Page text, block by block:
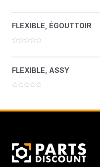
?
FLEXIBLE,
7274545
FLEXIBLE, ÉGOUTTOIR
FLEXIBLE, ASSY